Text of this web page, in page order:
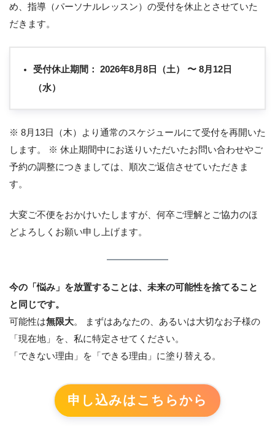
め、指導（パーソナルレッスン）の受付を休止とさせていた
だきます。
受付休止期間：
2026年8月8日（土） 〜 8月12日
（水）
※ 8月13日（木）より通常のスケジュールにて受付を再開いた
します。 ※ 休止期間中にお送りいただいたお問い合わせやご
予約の調整につきましては、順次ご返信させていただきま
す。
大変ご不便をおかけいたしますが、何卒ご理解とご協力のほ
どよろしくお願い申し上げます。
今の「悩み」を放置することは、未来の可能性を捨てること
と同じです。
可能性は無限大。 まずはあなたの、あるいは大切なお子様の
「現在地」を、私に特定させてください。
「できない理由」を「できる理由」に塗り替える。
申し込みはこちらから